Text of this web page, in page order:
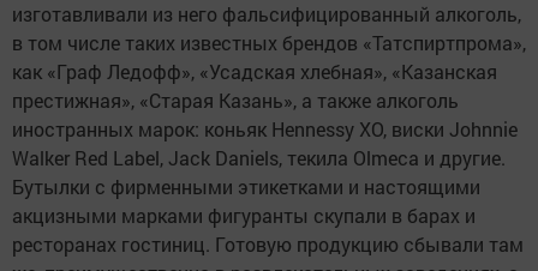
изготавливали из него фальсифицированный алкоголь,
в том числе таких известных брендов «Татспиртпрома»,
как «Граф Ледофф», «Усадская хлебная», «Казанская
престижная», «Старая Казань», а также алкоголь
иностранных марок: коньяк Hennessy XO, виски Johnnie
Walker Red Label, Jack Daniels, текила Olmeca и другие.
Бутылки с фирменными этикетками и настоящими
акцизными марками фигуранты скупали в барах и
ресторанах гостиниц. Готовую продукцию сбывали там